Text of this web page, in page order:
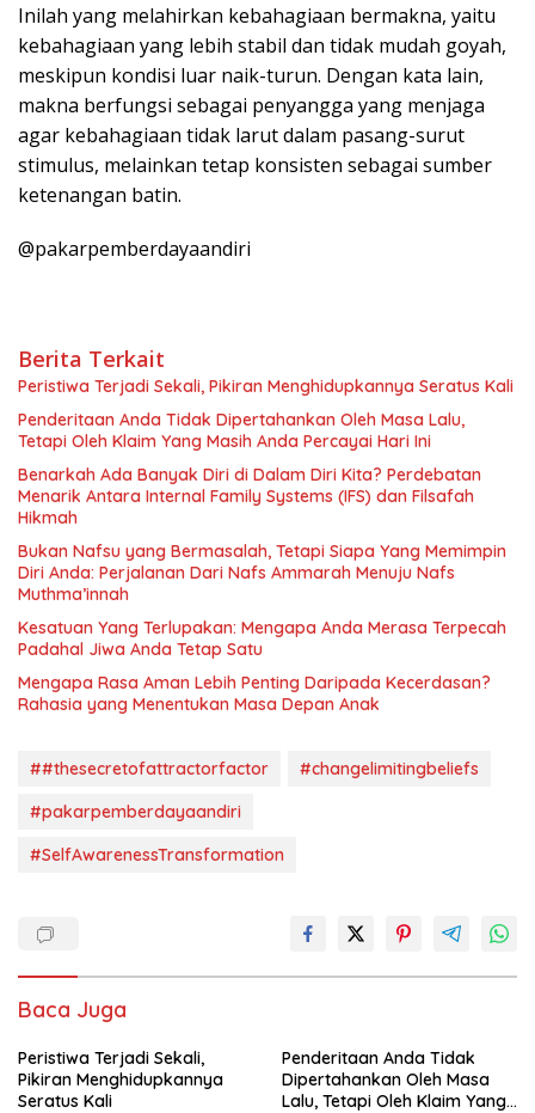
Inilah yang melahirkan kebahagiaan bermakna, yaitu
kebahagiaan yang lebih stabil dan tidak mudah goyah,
meskipun kondisi luar naik-turun. Dengan kata lain,
makna berfungsi sebagai penyangga yang menjaga
agar kebahagiaan tidak larut dalam pasang-surut
stimulus, melainkan tetap konsisten sebagai sumber
ketenangan batin.
@pakarpemberdayaandiri
Berita Terkait
Peristiwa Terjadi Sekali, Pikiran Menghidupkannya Seratus Kali
Penderitaan Anda Tidak Dipertahankan Oleh Masa Lalu,
Tetapi Oleh Klaim Yang Masih Anda Percayai Hari Ini
Benarkah Ada Banyak Diri di Dalam Diri Kita? Perdebatan
Menarik Antara Internal Family Systems (IFS) dan Filsafah
Hikmah
Bukan Nafsu yang Bermasalah, Tetapi Siapa Yang Memimpin
Diri Anda: Perjalanan Dari Nafs Ammarah Menuju Nafs
Muthma’innah
Kesatuan Yang Terlupakan: Mengapa Anda Merasa Terpecah
Padahal Jiwa Anda Tetap Satu
Mengapa Rasa Aman Lebih Penting Daripada Kecerdasan?
Rahasia yang Menentukan Masa Depan Anak
##thesecretofattractorfactor
#changelimitingbeliefs
#pakarpemberdayaandiri
#SelfAwarenessTransformation
Baca Juga
Peristiwa Terjadi Sekali,
Pikiran Menghidupkannya
Seratus Kali
Penderitaan Anda Tidak
Dipertahankan Oleh Masa
Lalu, Tetapi Oleh Klaim Yang